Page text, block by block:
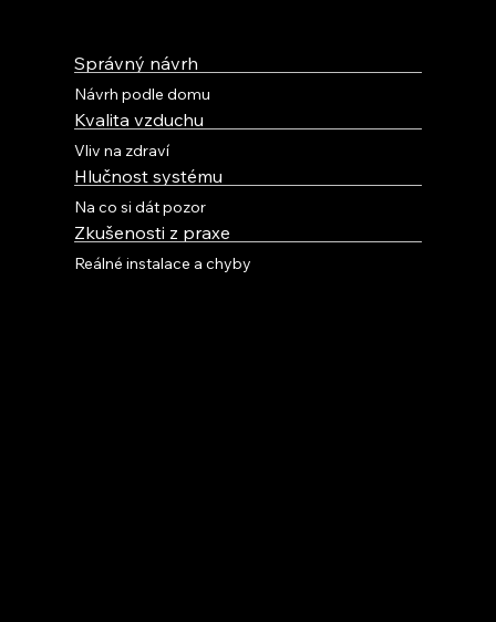
Správný návrh
Návrh podle domu
Kvalita vzduchu
Vliv na zdraví
Hlučnost systému
Na co si dát pozor
Zkušenosti z praxe
Reálné instalace a chyby